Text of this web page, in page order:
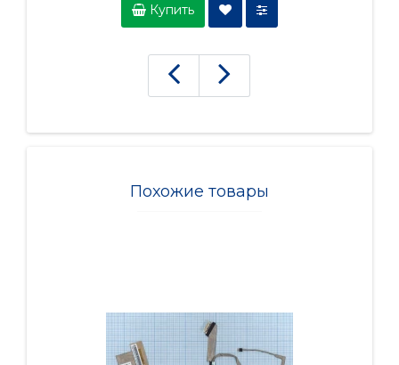
Купить
Похожие товары